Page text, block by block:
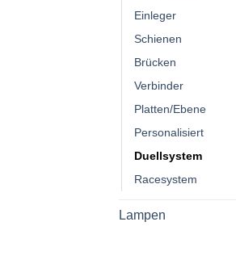
Einleger
Schienen
Brücken
Verbinder
Platten/Ebene
Personalisiert
Duellsystem
Racesystem
Lampen